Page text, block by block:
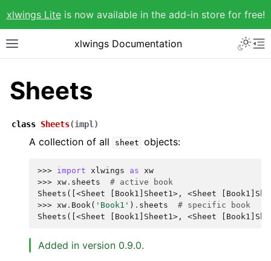
xlwings Liteis now available in the add-in store for free!
xlwings Documentation
Sheets
class Sheets(impl )
A collection of all sheet objects:
>>> import xlwings as xw
>>> xw . sheets
# active book
Sheets([<Sheet [Book1]Sheet1>, <Sheet
>>> xw . Book( 'Book1' ) . sheets
# specific book
Sheets([<Sheet [Book1]Sheet1>, <Sheet
Added in version 0.9.0.